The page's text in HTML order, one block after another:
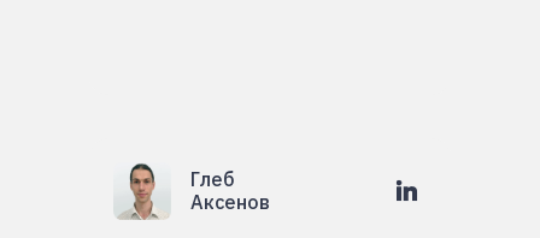
Глеб
Аксенов